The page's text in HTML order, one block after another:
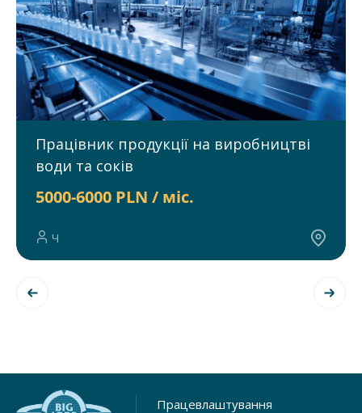
Працівник продукції на виробництві
води та соків
5000-6000 PLN / міс.
Ч
Працевлаштування